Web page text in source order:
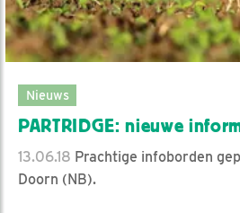
Nieuws
PARTRIDGE: nieuwe
13.06.18 Prachtige infoborden
Doorn (NB).